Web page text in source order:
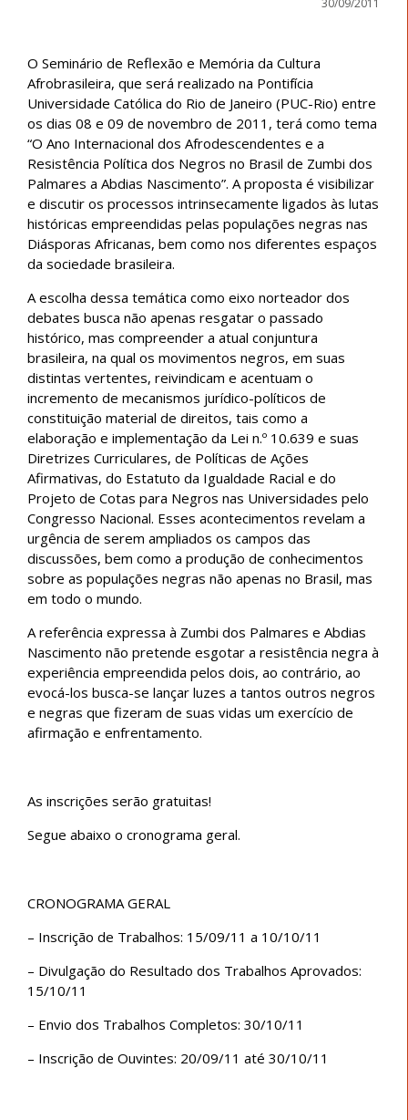
O Seminário de Reflexão e Memória da Cultura
Afrobrasileira, que será realizado na Pontifícia
Universidade Católica do Rio de Janeiro (PUC-Rio) entre
os dias 08 e 09 de novembro de 2011, terá como tema
“O Ano Internacional dos Afrodescendentes e a
Resistência Política dos Negros no Brasil de Zumbi dos
Palmares a Abdias Nascimento”. A proposta é visibilizar
e discutir os processos intrinsecamente ligados às lutas
históricas empreendidas pelas populações negras nas
Diásporas Africanas, bem como nos diferentes espaços
da sociedade brasileira.
A escolha dessa temática como eixo norteador dos
debates busca não apenas resgatar o passado
histórico, mas compreender a atual conjuntura
brasileira, na qual os movimentos negros, em suas
distintas vertentes, reivindicam e acentuam o
incremento de mecanismos jurídico-políticos de
constituição material de direitos, tais como a
elaboração e implementação da Lei n.º 10.639 e suas
Diretrizes Curriculares, de Políticas de Ações
Afirmativas, do Estatuto da Igualdade Racial e do
Projeto de Cotas para Negros nas Universidades pelo
Congresso Nacional. Esses acontecimentos revelam a
urgência de serem ampliados os campos das
discussões, bem como a produção de conhecimentos
sobre as populações negras não apenas no Brasil, mas
em todo o mundo.
A referência expressa à Zumbi dos Palmares e Abdias
Nascimento não pretende esgotar a resistência negra à
experiência empreendida pelos dois, ao contrário, ao
evocá-los busca-se lançar luzes a tantos outros negros
e negras que fizeram de suas vidas um exercício de
afirmação e enfrentamento.
As inscrições serão gratuitas!
Segue abaixo o cronograma geral.
CRONOGRAMA GERAL
– Inscrição de Trabalhos: 15/09/11 a 10/10/11
– Divulgação do Resultado dos Trabalhos Aprovados:
15/10/11
– Envio dos Trabalhos Completos: 30/10/11
– Inscrição de Ouvintes: 20/09/11 até 30/10/11